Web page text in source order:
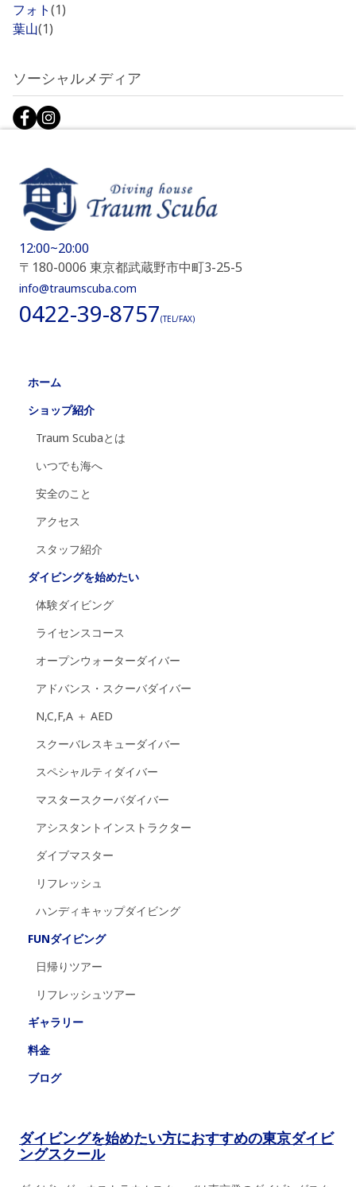
フォト(1)
葉山(1)
ソーシャルメディア
12:00~20:00
〒180-0006 東京都武蔵野市中町3-25-5
info@traumscuba.com
0422-39-8757(TEL/FAX)
ホーム
ショップ紹介
Traum Scubaとは
いつでも海へ
安全のこと
アクセス
スタッフ紹介
ダイビングを始めたい
体験ダイビング
ライセンスコース
オープンウォーターダイバー
アドバンス・スクーバダイバー
N,C,F,A ＋ AED
スクーバレスキューダイバー
スペシャルティダイバー
マスタースクーバダイバー
アシスタントインストラクター
ダイブマスター
リフレッシュ
ハンディキャップダイビング
FUNダイビング
日帰りツアー
リフレッシュツアー
ギャラリー
料金
ブログ
ダイビングを始めたい方におすすめの東京ダイビ
ングスクール